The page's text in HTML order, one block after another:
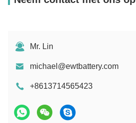
Mr. Lin
michael@ewtbattery.com
+8613714565423